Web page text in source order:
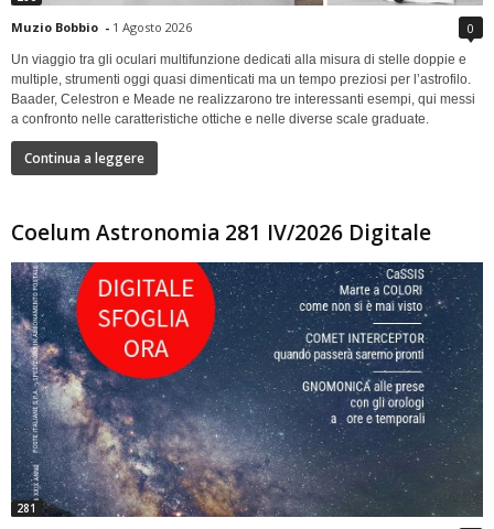
Muzio Bobbio - 1 Agosto 2026 0
Un viaggio tra gli oculari multifunzione dedicati alla misura di stelle doppie e
multiple, strumenti oggi quasi dimenticati ma un tempo preziosi per l’astrofilo.
Baader, Celestron e Meade ne realizzarono tre interessanti esempi, qui messi
a confronto nelle caratteristiche ottiche e nelle diverse scale graduate.
Continua a leggere
Coelum Astronomia 281 IV/2026 Digitale
281